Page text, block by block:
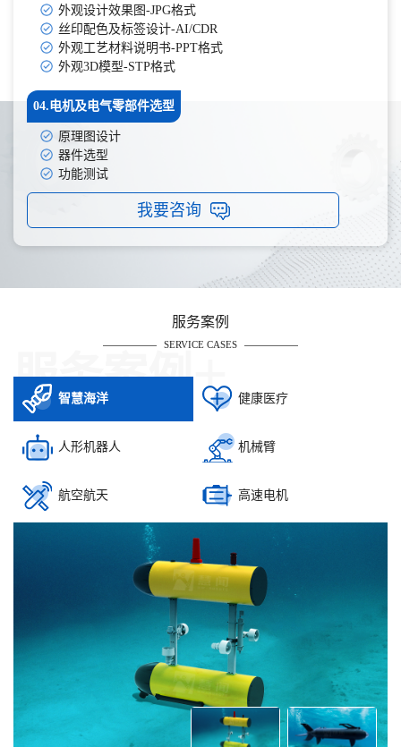
外观设计效果图-JPG格式
丝印配色及标签设计-AI/CDR
外观工艺材料说明书-PPT格式
外观3D模型-STP格式
04.电机及电气零部件选型
原理图设计
器件选型
功能测试
我要咨询
服务案例
SERVICE CASES
服务案例+
智慧海洋 健康医疗
人形机器人 机械臂
航空航天 高速电机